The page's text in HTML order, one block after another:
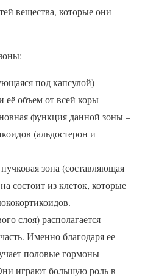
вещества, которые они
под капсулой)
её объем от всей коры
функция данной зоны –
(альдостерон и
зона (составляющая
состоит из клеток, которые
слоя) располагается
Именно благодаря ее
половые гормоны –
играют большую роль в